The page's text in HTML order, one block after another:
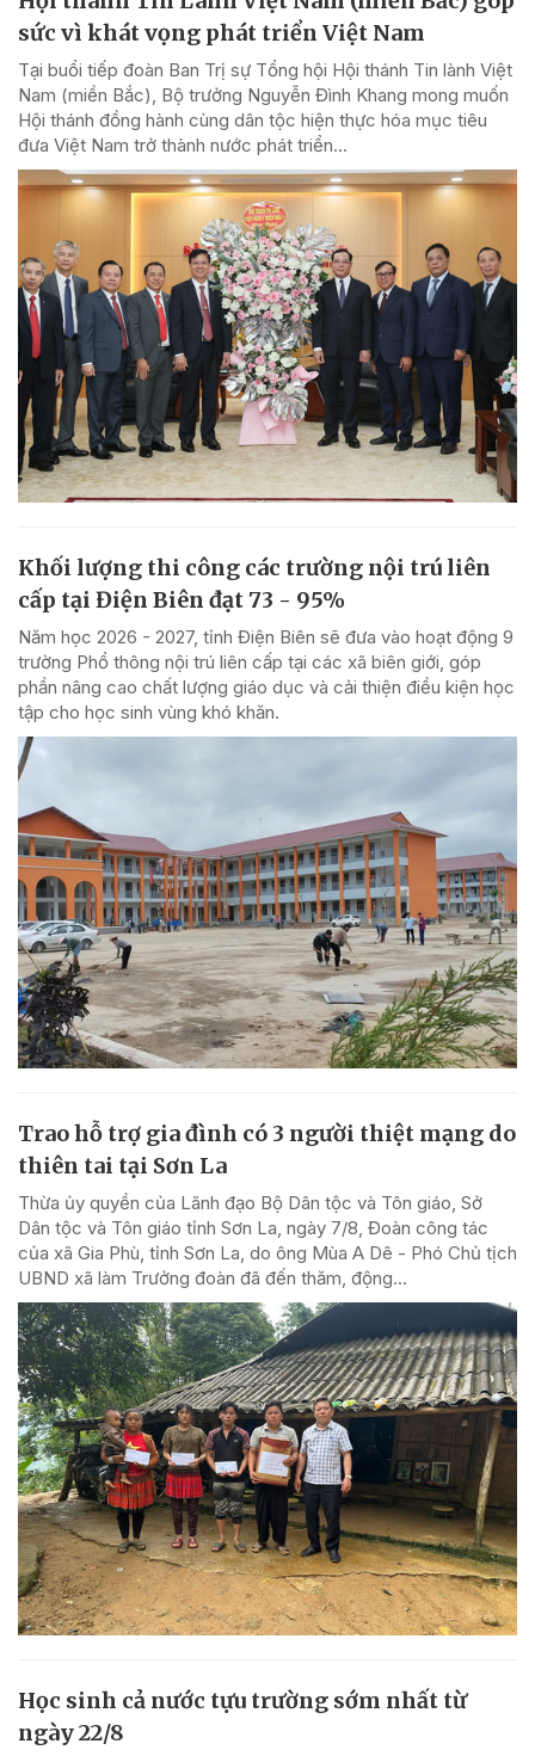
sức vì khát vọng phát triển Việt Nam
Tại buổi tiếp đoàn Ban Trị sự Tổng hội Hội thánh Tin lành Việt
Nam (miền Bắc), Bộ trưởng Nguyễn Đình Khang mong muốn
Hội thánh đồng hành cùng dân tộc hiện thực hóa mục tiêu
đưa Việt Nam trở thành nước phát triển...
Khối lượng thi công các trường nội trú liên
cấp tại Điện Biên đạt 73 - 95%
Năm học 2026 - 2027, tỉnh Điện Biên sẽ đưa vào hoạt động 9
trường Phổ thông nội trú liên cấp tại các xã biên giới, góp
phần nâng cao chất lượng giáo dục và cải thiện điều kiện học
tập cho học sinh vùng khó khăn.
Trao hỗ trợ gia đình có 3 người thiệt mạng do
thiên tai tại Sơn La
Thừa ủy quyền của Lãnh đạo Bộ Dân tộc và Tôn giáo, Sở
Dân tộc và Tôn giáo tỉnh Sơn La, ngày 7/8, Đoàn công tác
của xã Gia Phù, tỉnh Sơn La, do ông Mùa A Dê - Phó Chủ tịch
UBND xã làm Trưởng đoàn đã đến thăm, động...
Học sinh cả nước tựu trường sớm nhất từ
ngày 22/8